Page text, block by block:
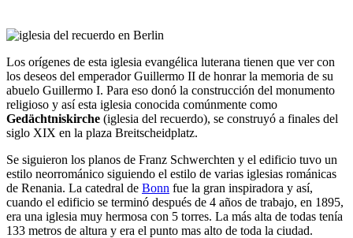
Los orígenes de esta iglesia evangélica luterana tienen que ver con
los deseos del emperador Guillermo II de honrar la memoria de su
abuelo Guillermo I. Para eso donó la construcción del monumento
religioso y así esta iglesia conocida comúnmente como
Gedächtniskirche (iglesia del recuerdo), se construyó a finales del
siglo XIX en la plaza Breitscheidplatz.
Se siguieron los planos de Franz Schwerchten y el edificio tuvo un
estilo neorrománico siguiendo el estilo de varias iglesias románicas
de Renania. La catedral de Bonn fue la gran inspiradora y así,
cuando el edificio se terminó después de 4 años de trabajo, en 1895,
era una iglesia muy hermosa con 5 torres. La más alta de todas tenía
133 metros de altura y era el punto mas alto de toda la ciudad.